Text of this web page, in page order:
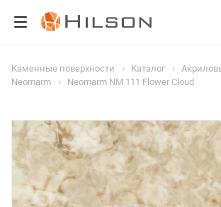
Каменные поверхности Каталог
Neomarm
Neomarm NM 111 Flower Cloud